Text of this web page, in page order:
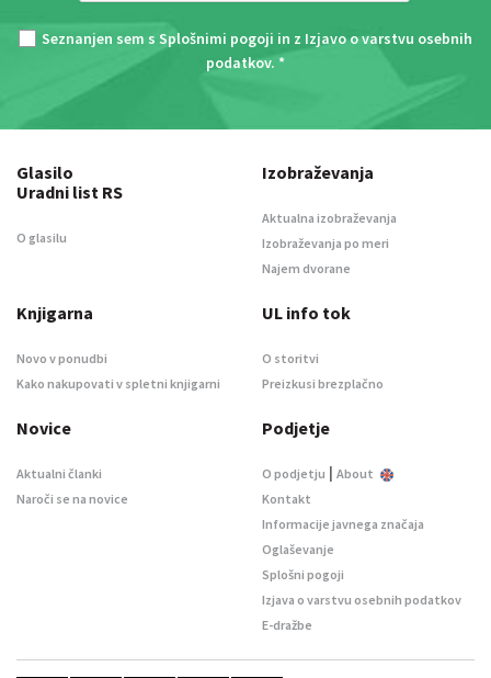
Seznanjen sem s Splošnimi pogoji in z Izjavo o varstvu osebnih
podatkov. *
Glasilo
Uradni list RS
O glasilu
Izobraževanja
Aktualna izobraževanja
Izobraževanja po meri
Najem dvorane
Knjigarna
Novo v ponudbi
Kako nakupovati v spletni knjigarni
UL info tok
O storitvi
Preizkusi brezplačno
Novice
Aktualni članki
Naroči se na novice
Podjetje
O podjetju | About
Kontakt
Informacije javnega značaja
Oglaševanje
Splošni pogoji
Izjava o varstvu osebnih podatkov
E-dražbe